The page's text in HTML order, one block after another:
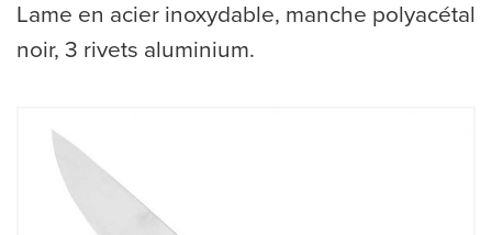
Lame en acier inoxydable, manche polyacétal
noir, 3 rivets aluminium.